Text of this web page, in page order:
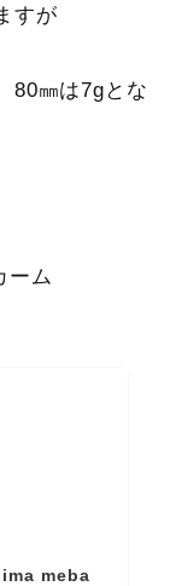
すが
80㎜は7gとな
ーム
ima meba